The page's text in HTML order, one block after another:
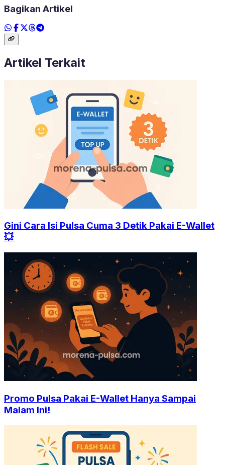
Bagikan Artikel
Artikel Terkait
Gini Cara Isi Pulsa Cuma 3 Detik Pakai E-Wallet
💥
Promo Pulsa Pakai E-Wallet Hanya Sampai
Malam Ini!